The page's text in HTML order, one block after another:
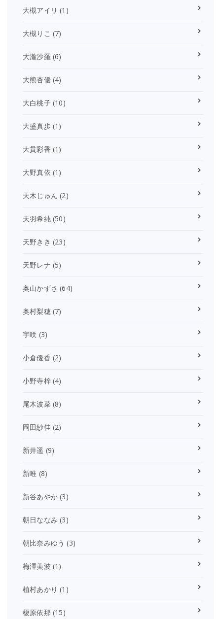
大槻アイリ (1)
大槻りこ (7)
大瀧沙羅 (6)
大熊杏優(4)
大白桃子(10)
大盛真歩(1)
大貫彩香 (1)
大野真依 (1)
天木じゅん (2)
天羽希純(50)
天野きき (23)
天野レナ (5)
奥山かずさ (64)
奥村梨穂(7)
宇咲 (3)
小倉優香 (2)
小野寺梓(4)
尾木波菜(8)
岡田紗佳(2)
新井遥 (9)
新唯 (8)
新谷あやか (3)
朝日ななみ (3)
朝比奈みゆう (3)
梅澤美波 (1)
植村あかり (1)
榎原依那 (15)